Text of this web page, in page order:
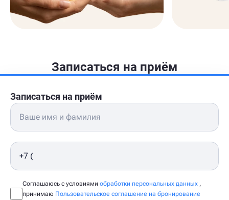
Записаться на приём
Записаться на приём
Соглашаюсь с условиями обработки персональных данных ,
принимаю Пользовательское соглашение на бронирование